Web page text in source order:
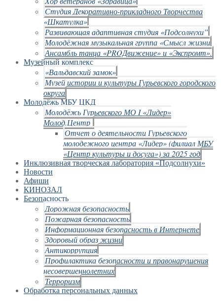
Студия Декоративно-прикладного Творчества
«Шкатулка»
Развивающая адаптивная студия «Подсолнухи”
Молодёжная музыкальная группа «Смысл жизни
Ансамбль танца «PROДвижение» и «Экспромт».
Музейный комплекс
«Вальдавский замок»
Музей истории и культуры Гурьевского городского
округа
Молодёжь МБУ ЦКД
Молодёжь Гурьевского МО I «Лидер»
Молод.Центр
Отчет о деятельности Гурьевского
молодежного центра «Лидер» (филиал МБУ
«Центр культуры и досуга») за 2025 год
Инклюзивная творческая лаборатория «Подсолнухи»
Новости
Афиши
КИНОЗАЛ
Безопасность
Дорожная безопасность
Пожарная безопасность
Информационная безопасность в Интернете
Здоровый образ жизни
Антикоррупция
Профилактика безопасности и правонарушения
несовершеннолетних
Терроризм
Обработка персональных данных